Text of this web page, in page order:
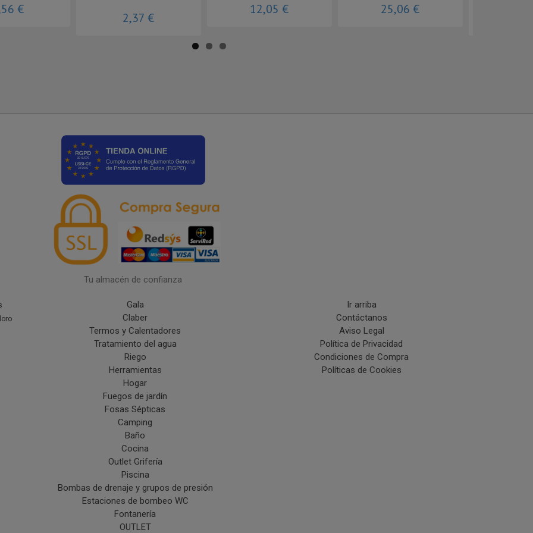
€
2,37 €
12,05 € 25,06 €
Tu almacén de confianza
Gala
Claber
Termos y Calentadores
Tratamiento del agua
Riego
Herramientas
Hogar
Fuegos de jardín
Fosas Sépticas
Camping
Baño
Cocina
Outlet Grifería
Piscina
Bombas de drenaje y grupos de presión
Estaciones de bombeo WC
Fontanería
OUTLET
Ir arriba
Contáctanos
Aviso Legal
Política de Privacidad
Condiciones de Compra
Políticas de Cookies